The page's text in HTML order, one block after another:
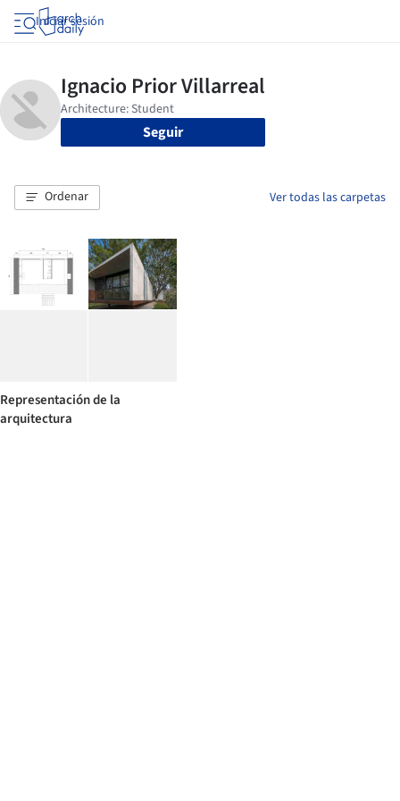
Iniciar sesión
Seguir
Ordenar Ver todas las carpetas
Representación de la
arquitectura